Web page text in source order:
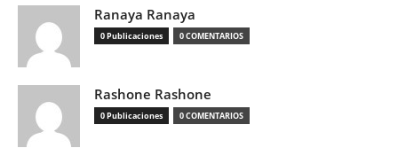
Ranaya Ranaya
0 Publicaciones 0 COMENTARIOS
Rashone Rashone
0 Publicaciones 0 COMENTARIOS